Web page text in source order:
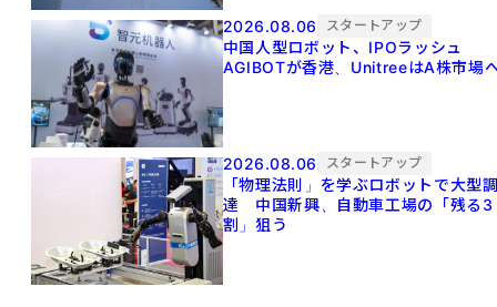
2026.08.06 スタートアップ
中国人型ロボット、IPOラッシュ
AGIBOTが香港、UnitreeはA株市場
2026.08.06 スタートアップ
「物理法則」を学ぶロボットで大型
達 中国新興、自動車工場の「残る3
割」狙う